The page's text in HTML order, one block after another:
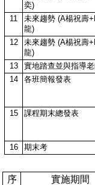
奕)
11
未來趨勢 (A楊祝壽
龍)
12
未來趨勢 (A楊祝壽
龍)
13 實地踏查並與指導
14
各班簡報發表
15 課程期末總發表
16 期末考
序
實施期間